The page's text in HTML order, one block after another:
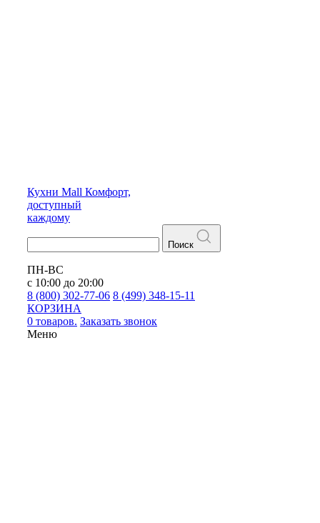
Кухни Mall Комфорт,
доступный
каждому
Поиск
ПН-ВС
с 10:00 до 20:00
8 (800) 302-77-06 8 (499) 348-15-11
КОРЗИНА
0 товаров. Заказать звонок
Меню